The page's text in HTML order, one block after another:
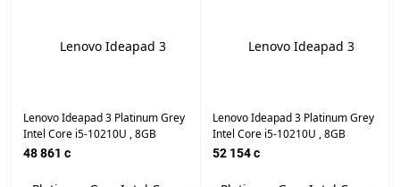
Lenovo Ideapad 3 Platinum Grey
Intel Core i5-10210U , 8GB
DDR4, 256GB SSD, Nvidia
15.6" LED FULL HD WiFi, BT,
48 861 c
Lenovo Ideapad 3 Platinum Grey
Intel Core i5-10210U , 8GB
DDR4, 512GB M.2 NVMe PCIe,
GDDR5, 15.6" LED FULL HD WiFi,
52 154 c